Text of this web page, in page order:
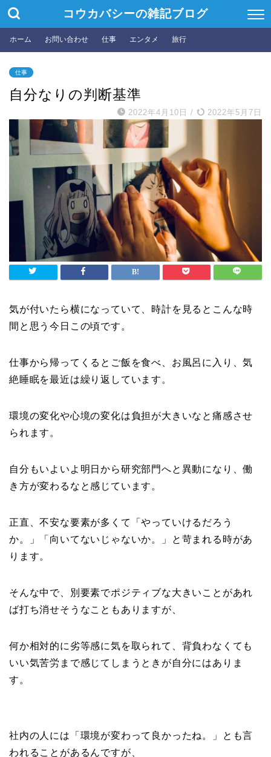
コウカバシーの雑記ブログ
ホーム お問い合わせ 仕事 エンタメ 旅行
仕事
自分なりの判断基準
2022年4月10日 / 2022年5月7日
気が付いたら横になっていて、時計を見るとこんな時
間と思う今日この頃です。
仕事から帰ってくるとご飯を食べ、お風呂に入り、気
絶睡眠を最近は繰り返しています。
環境の変化や心境の変化は負担が大きいなと痛感させ
られます。
自分もいよいよ明日から研究部門へと異動になり、働
き方が変わるなと感じています。
正直、不安な要素が多くて「やっていけるだろう
か。」「向いてないじゃないか。」と苛まれる時があ
ります。
そんな中で、別要素でポジティブな大きいことがあれ
ば打ち消せそうなこともありますが、
何か相対的に劣等感に気を取られて、背負わなくても
いい気苦労まで感じてしまうときが自分にはありま
す。
社内の人には「環境が変わって良かったね。」とも言
われることがあるんですが、